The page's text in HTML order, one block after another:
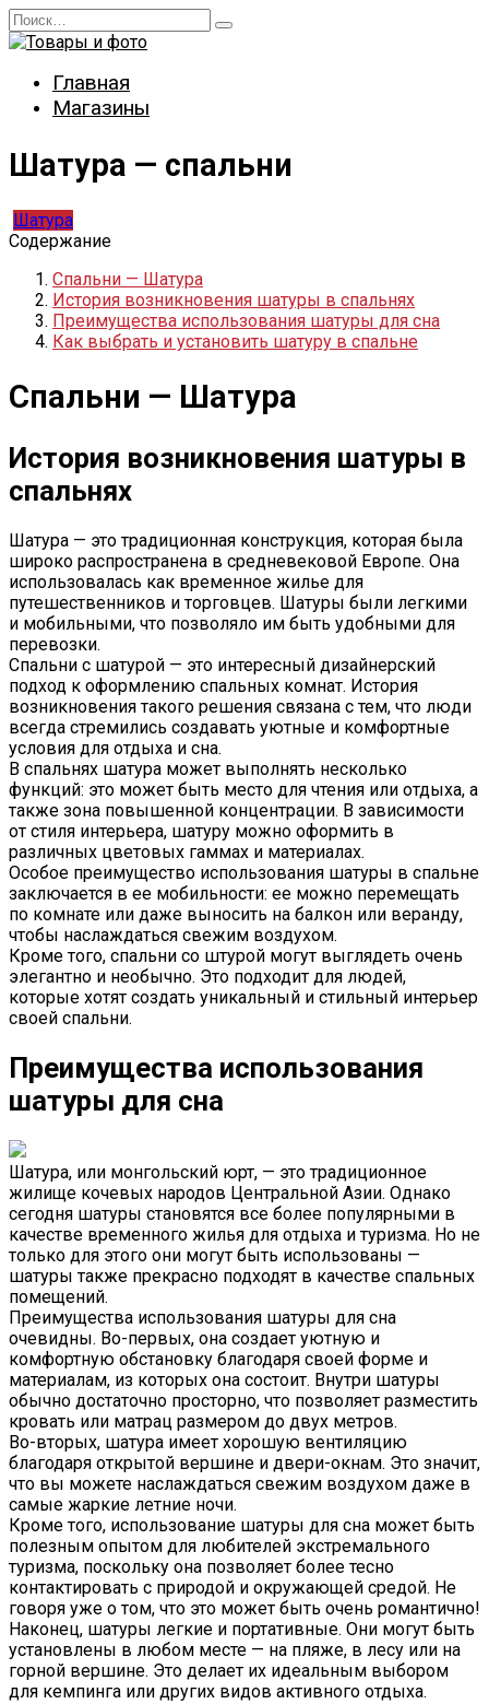
Перейти
к
Search
for:
Главная
Магазины
Шатура — спальни
Шатура
Содержание
Спальни — Шатура
История возникновения шатуры в спальнях
Преимущества использования шатуры для сна
Как выбрать и установить шатуру в спальне
Спальни — Шатура
История возникновения шатуры в
спальнях
Шатура — это традиционная конструкция, которая была
широко распространена в средневековой Европе. Она
использовалась как временное жилье для
путешественников и торговцев. Шатуры были легкими
и мобильными, что позволяло им быть удобными для
перевозки.
Спальни с шатурой — это интересный дизайнерский
подход к оформлению спальных комнат. История
возникновения такого решения связана с тем, что люди
всегда стремились создавать уютные и комфортные
условия для отдыха и сна.
В спальнях шатура может выполнять несколько
функций: это может быть место для чтения или отдыха, а
также зона повышенной концентрации. В зависимости
от стиля интерьера, шатуру можно оформить в
различных цветовых гаммах и материалах.
Особое преимущество использования шатуры в спальне
заключается в ее мобильности: ее можно перемещать
по комнате или даже выносить на балкон или веранду,
чтобы наслаждаться свежим воздухом.
Кроме того, спальни со штурой могут выглядеть очень
элегантно и необычно. Это подходит для людей,
которые хотят создать уникальный и стильный интерьер
своей спальни.
Преимущества использования
шатуры для сна
Шатура, или монгольский юрт, — это традиционное
жилище кочевых народов Центральной Азии. Однако
сегодня шатуры становятся все более популярными в
качестве временного жилья для отдыха и туризма. Но не
только для этого они могут быть использованы —
шатуры также прекрасно подходят в качестве спальных
помещений.
Преимущества использования шатуры для сна
очевидны. Во-первых, она создает уютную и
комфортную обстановку благодаря своей форме и
материалам, из которых она состоит. Внутри шатуры
обычно достаточно просторно, что позволяет разместить
кровать или матрац размером до двух метров.
Во-вторых, шатурa имеет хорошую вентиляцию
благодаря открытой вершине и двери-окнам. Это значит,
что вы можете наслаждаться свежим воздухом даже в
самые жаркие летние ночи.
Кромe того, использование шaтуpы для сна может быть
полезным опытом для любителей экстремального
туризма, поскольку она позволяет более тесно
контактировать с природой и окружающей средой. Не
говоря уже о том, что это может быть очень романтично!
Наконец, шатуры легкие и портативные. Они могут быть
установлены в любом месте — на пляже, в лесу или на
горной вершине. Это делает их идеальным выбором
для кемпинга или других видов активного отдыха.